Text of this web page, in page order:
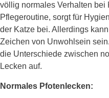
völlig normales Verhalten bei
Pflegeroutine, sorgt für
der Katze bei. Allerdings
Zeichen von Unwohlsein
die Unterschiede zwischen
Lecken auf.
Normales Pfotenlecken: